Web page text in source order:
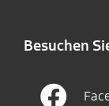
Besuchen